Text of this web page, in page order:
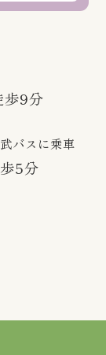
歩9分
バスに乗車
5分